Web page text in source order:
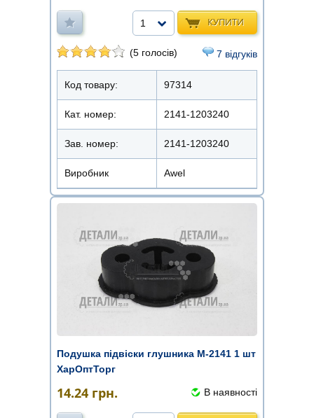
КУПИТИ
1
(5 голосів) 7 відгуків
Код товару: 97314
Кат. номер: 2141-1203240
Зав. номер: 2141-1203240
Виробник Awel
Подушка підвіски глушника М-2141 1 шт
ХарОптТорг
14.24 грн. В наявності